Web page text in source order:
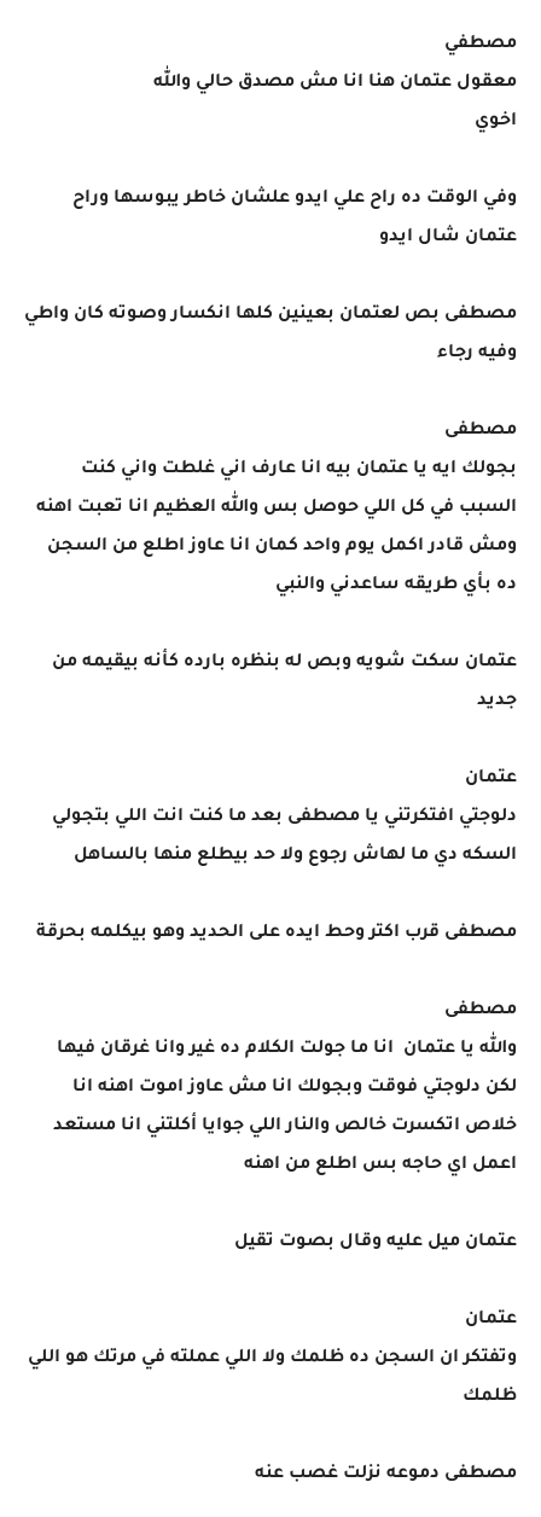
مصطفي
معقول عتمان هنا انا مش مصدق حالي والله
اخوي
وفي الوقت ده راح علي ايدو علشان خاطر يبوسها وراح
عتمان شال ايدو
مصطفى بص لعتمان بعينين كلها انكسار وصوته كان واطي
وفيه رجاء
مصطفى
بجولك ايه يا عتمان بيه انا عارف اني غلطت واني كنت
السبب في كل اللي حوصل بس والله العظيم انا تعبت اهنه
ومش قادر اكمل يوم واحد كمان انا عاوز اطلع من السجن
ده بأي طريقه ساعدني والنبي
عتمان سكت شويه وبص له بنظره بارده كأنه بيقيمه من
جديد
عتمان
دلوجتي افتكرتني يا مصطفى بعد ما كنت انت اللي بتجولي
السكه دي ما لهاش رجوع ولا حد بيطلع منها بالساهل
مصطفى قرب اكتر وحط ايده على الحديد وهو بيكلمه بحرقة
مصطفى
والله يا عتمان انا ما جولت الكلام ده غير وانا غرقان فيها
لكن دلوجتي فوقت وبجولك انا مش عاوز اموت اهنه انا
خلاص اتكسرت خالص والنار اللي جوايا أكلتني انا مستعد
اعمل اي حاجه بس اطلع من اهنه
عتمان ميل عليه وقال بصوت تقيل
عتمان
وتفتكر ان السجن ده ظلمك ولا اللي عملته في مرتك هو اللي
ظلمك
مصطفى دموعه نزلت غصب عنه